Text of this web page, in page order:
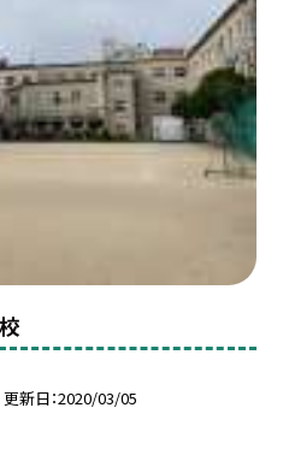
更新日 2020/03/05